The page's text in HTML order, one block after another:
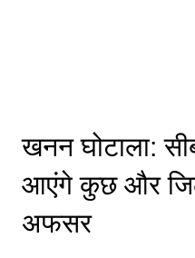
खनन घोटाला:
आएंगे कुछ और
अफसर